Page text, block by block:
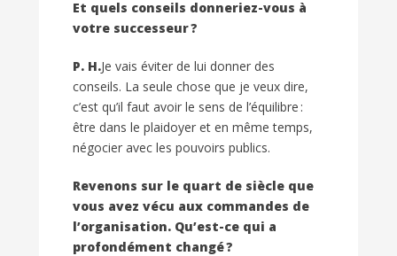
Et quels conseils donneriez-vous à
votre successeur ?
P. H.Je vais éviter de lui donner des
conseils. La seule chose que je veux dire,
c’est qu’il faut avoir le sens de l’équilibre :
être dans le plaidoyer et en même temps,
négocier avec les pouvoirs publics.
Revenons sur le quart de siècle que
vous avez vécu aux commandes de
l’organisation. Qu’est-ce qui a
profondément changé ?